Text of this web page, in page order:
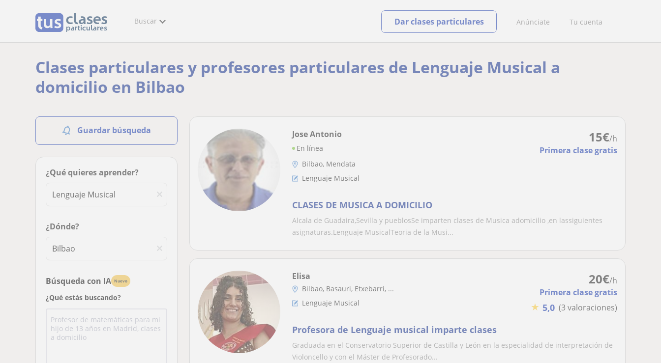
Buscar Anúnciate Tu cuenta
Dar clases particulares
Clases particulares y profesores particulares de Lenguaje Musical a
domicilio en Bilbao
Guardar búsqueda
¿Qué quieres aprender?
¿Dónde?
Búsqueda con IA Nuevo
¿Qué estás buscando?
15€/h
Primera clase gratis
Jose Antonio
En línea
Bilbao, Mendata
Lenguaje Musical
CLASES DE MUSICA A DOMICILIO
Alcala de Guadaira,Sevilla y pueblosSe imparten clases de Musica adomicilio ,en lassiguientes
asignaturas.Lenguaje MusicalTeoria de la Musi...
20€/h
Primera clase gratis
★ 5,0 (3 valoraciones)
Elisa
Bilbao, Basauri, Etxebarri, ...
Lenguaje Musical
Profesora de Lenguaje musical imparte clases
Graduada en el Conservatorio Superior de Castilla y León en la especialidad de interpretación de
Violoncello y con el Máster de Profesorado...